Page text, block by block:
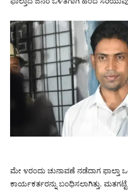
ಮೇ ೪ರಂದು ಚುನಾವಣೆ ನಡೆದಾಗ ಫಾಲ್ತಾ
ಕಾರ್ಯಕರ್ತರನ್ನು ಬಂಧಿಸಲಾಗಿತ್ತು.